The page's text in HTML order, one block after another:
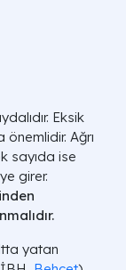
Eksik
Ağrı
sayıda ise
girer.
yatan